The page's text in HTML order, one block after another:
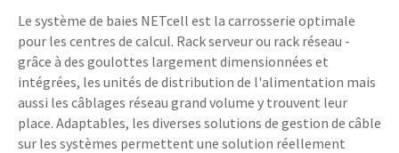
Le système de baies NETcell est la carrosserie optimale
pour les centres de calcul. Rack serveur ou rack réseau -
grâce à des goulottes largement dimensionnées et
intégrées, les unités de distribution de l'alimentation mais
aussi les câblages réseau grand volume y trouvent leur
place. Adaptables, les diverses solutions de gestion de câble
sur les systèmes permettent une solution réellement